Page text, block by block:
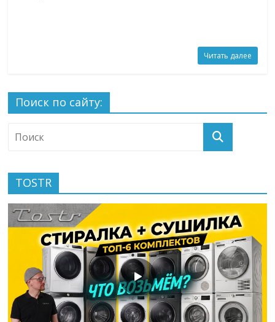
Читать далее
Поиск по сайту:
TOSTR